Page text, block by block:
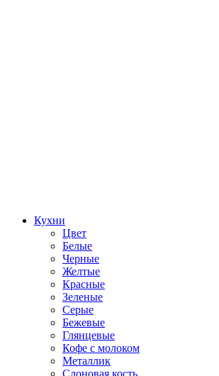
Кухни
Цвет
Белые
Черные
Желтые
Красные
Зеленые
Серые
Бежевые
Глянцевые
Кофе с молоком
Металлик
Слоновая кость